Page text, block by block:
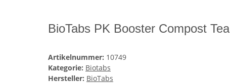
BioTabs PK Booster Compost Tea
Artikelnummer: 10749
Kategorie: Biotabs
Hersteller: BioTabs